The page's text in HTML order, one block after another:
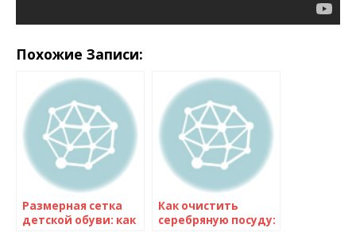
Похожие Записи:
Размерная сетка
детской обуви: как
Как очистить
серебряную посуду: